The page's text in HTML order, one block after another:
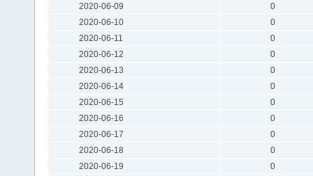
2020-06-09
0
2020-06-10
0
2020-06-11
0
2020-06-12
0
2020-06-13
0
2020-06-14
0
2020-06-15
0
2020-06-16
0
2020-06-17
0
2020-06-18
0
2020-06-19
0